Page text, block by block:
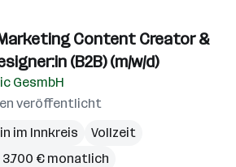
Content Creator &
(B2B) (m/w/d)
GesmbH
veröffentlicht
im Innkreis
Vollzeit
3.700 € monatlich